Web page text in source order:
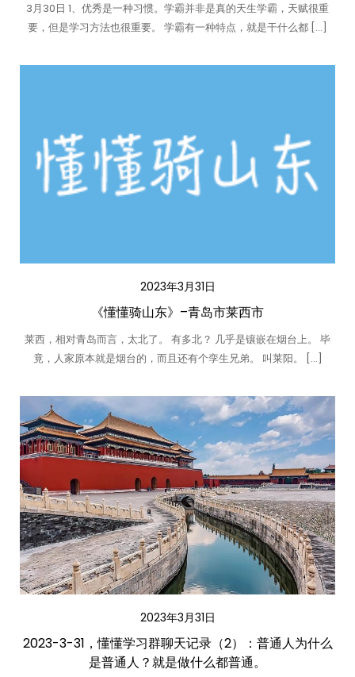
3月30日 1、优秀是一种习惯。学霸并非是真的天生学霸，天赋很重
要，但是学习方法也很重要。 学霸有一种特点，就是干什么都 […]
2023年3月31日
《懂懂骑山东》–青岛市莱西市
莱西，相对青岛而言，太北了。 有多北？ 几乎是镶嵌在烟台上。 毕
竟，人家原本就是烟台的，而且还有个孪生兄弟。 叫莱阳。 […]
2023年3月31日
2023-3-31，懂懂学习群聊天记录（2）：普通人为什么
是普通人？就是做什么都普通。